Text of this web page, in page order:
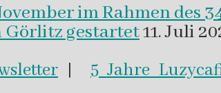
im Rahmen des
Görlitz gestartet11. Juli
| 5 Jahre